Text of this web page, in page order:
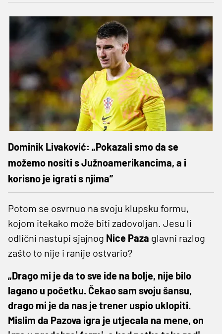
Dominik Livaković: „Pokazali smo da se
možemo nositi s Južnoamerikancima, a i
korisno je igrati s njima”
Potom se osvrnuo na svoju klupsku formu,
kojom itekako može biti zadovoljan. Jesu li
odlični nastupi sjajnog Nice Paza glavni razlog
zašto to nije i ranije ostvario?
„Drago mi je da to sve ide na bolje, nije bilo
lagano u početku. Čekao sam svoju šansu,
drago mi je da nas je trener uspio uklopiti.
Mislim da Pazova igra je utjecala na mene, on